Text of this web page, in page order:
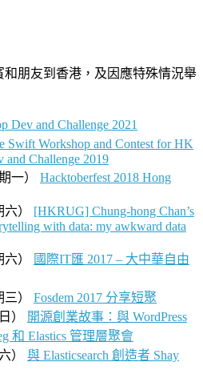
朋友到香港，及因應特殊情況舉
Dev and Challenge 2021
Swift Workshop and Contest for HK
and Challenge 2019
一） Hacktoberfest 2018 Hong
六） [HKRUG] Chung-hong Chan’s
with data: my awkward data
六）
國際IT匯 2017 – 大中華自由
三） Fosdem 2017 分享短聚
）
開源創業故事：與 WordPress
和 Elastics 管理層聚會
） 與 Elasticsearch 創造者 Shay